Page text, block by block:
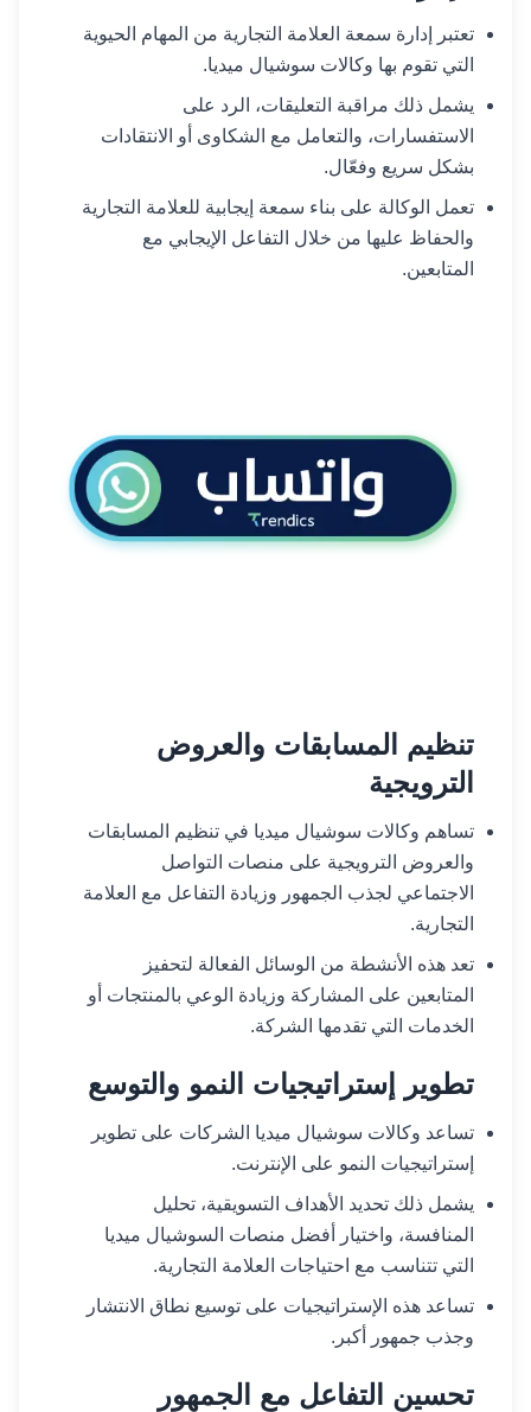
تعتبر إدارة سمعة العلامة التجارية من المهام الحيوية
التي تقوم بها وكالات سوشيال ميديا.
يشمل ذلك مراقبة التعليقات، الرد على
الاستفسارات، والتعامل مع الشكاوى أو الانتقادات
بشكل سريع وفعّال.
تعمل الوكالة على بناء سمعة إيجابية للعلامة التجارية
والحفاظ عليها من خلال التفاعل الإيجابي مع
المتابعين.
تنظيم المسابقات والعروض
الترويجية
تساهم وكالات سوشيال ميديا في تنظيم المسابقات
والعروض الترويجية على منصات التواصل
الاجتماعي لجذب الجمهور وزيادة التفاعل مع العلامة
التجارية.
تعد هذه الأنشطة من الوسائل الفعالة لتحفيز
المتابعين على المشاركة وزيادة الوعي بالمنتجات أو
الخدمات التي تقدمها الشركة.
تطوير إستراتيجيات النمو والتوسع
تساعد وكالات سوشيال ميديا الشركات على تطوير
إستراتيجيات النمو على الإنترنت.
يشمل ذلك تحديد الأهداف التسويقية، تحليل
المنافسة، واختيار أفضل منصات السوشيال ميديا
التي تتناسب مع احتياجات العلامة التجارية.
تساعد هذه الإستراتيجيات على توسيع نطاق الانتشار
وجذب جمهور أكبر.
تحسين التفاعل مع الجمهور